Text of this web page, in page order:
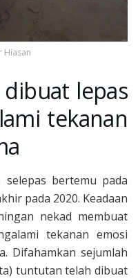
Hiasan
lepas
tekanan
bertemu pada
pada 2020. Keadaan
nekad membuat
tekanan emosi
Difahamkan sejumlah
tuntutan telah dibuat